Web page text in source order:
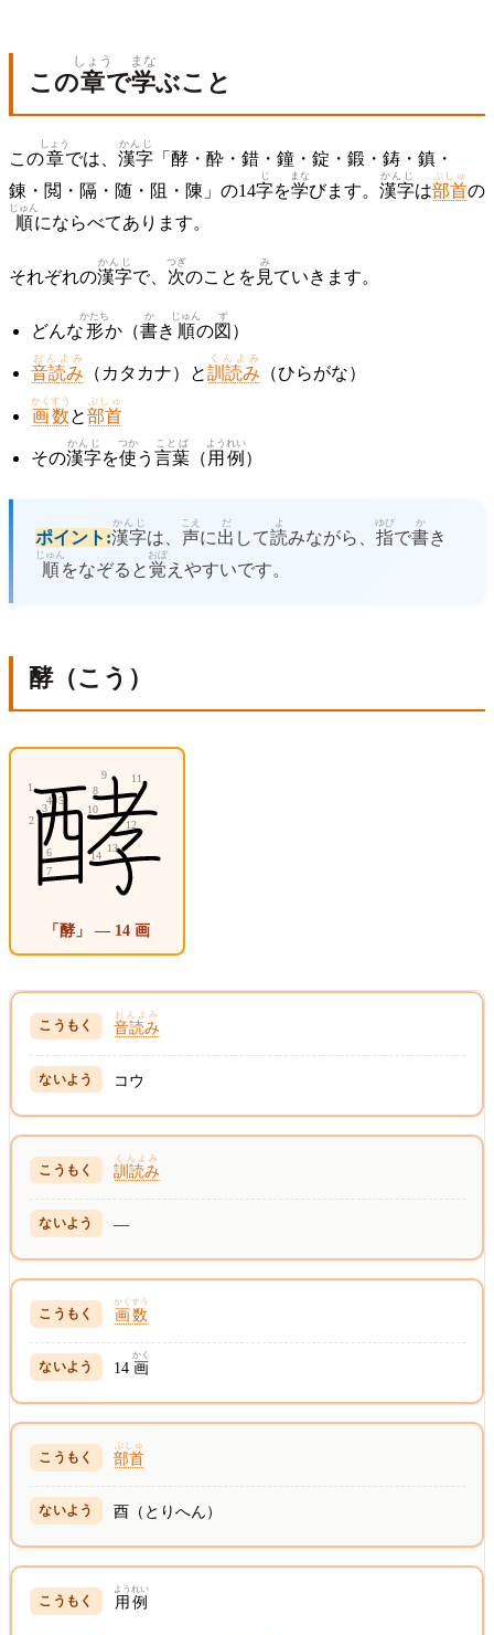
この章
しょう
で学
まな
ぶこと
この章
しょう
では、 漢字
かんじ
「酵・酔・錯・鐘・錠・鍛・鋳・鎮・
錬・閲・隔・随・阻・陳」の14字
じ
を学
まな
びます。 漢字
かんじ
は部首
ぶしゅ
の
順
じゅん
にならべてあります。
それぞれの漢字
かんじ
で、 次
つぎ
のことを 見
み
ていきます。
どんな形
かたち
か（書
か
き 順
じゅん
の図
ず
）
音読み
おんよみ
（カタカナ）と訓読み
くんよみ
（ひらがな）
画数
かくすう
と部首
ぶしゅ
その漢字
かんじ
を使
つか
う 言葉
ことば
（ 用例
ようれい
）
ポイント:漢字
かんじ
は、 声
こえ
に出
だ
して読
よ
みながら、 指
ゆび
で書
か
き
順
じゅん
をなぞると覚
おぼ
えやすいです。
酵（こう）
「酵」 — 14 画
音読み
おんよみ
コウ
訓読み
くんよみ
—
画数
かくすう
14 画
かく
部首
ぶしゅ
酉（とりへん）
用例
ようれい